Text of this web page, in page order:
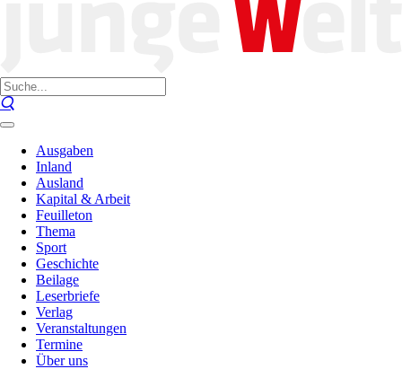
Ausgaben
Inland
Ausland
Kapital & Arbeit
Feuilleton
Thema
Sport
Geschichte
Beilage
Leserbriefe
Verlag
Veranstaltungen
Termine
Über uns